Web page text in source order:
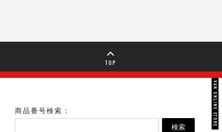
TOP
商品番号検索：
検索
VAN ONLINE STORE